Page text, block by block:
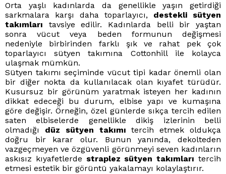
Orta yaşlı kadınlarda da genellikle yaşın getirdiği
sarkmalara karşı daha toparlayıcı, destekli sütyen
takımları tavsiye edilir. Kadınlarda belli bir yaştan
sonra vücut veya beden formunun değişmesi
nedeniyle birbirinden farklı şık ve rahat pek çok
toparlayıcı sütyen takımına Cottonhill ile kolayca
ulaşmak mümkün.
Sütyen takımı seçiminde vücut tipi kadar önemli olan
bir diğer nokta da kullanılacak olan kıyafet türüdür.
Kusursuz bir görünüm yaratmak isteyen her kadının
dikkat edeceği bu durum, elbise yapı ve kumaşına
göre değişir. Örneğin, özel günlerde sıkça tercih edilen
saten elbiselerde genellikle dikiş izlerinin belli
olmadığı düz sütyen takımı tercih etmek oldukça
doğru bir karar olur. Bunun yanında, dekolteden
vazgeçmeyen ve özgüvenli görünmeyi seven kadınların
askısız kıyafetlerde straplez sütyen takımları tercih
etmesi estetik bir görüntü yakalamayı kolaylaştırır.